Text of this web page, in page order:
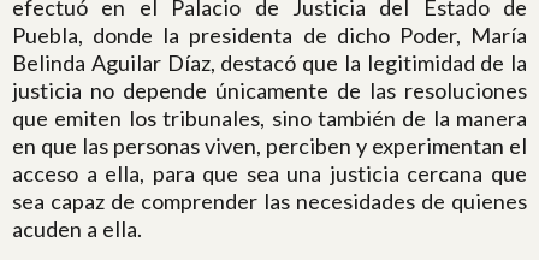
efectuó en el Palacio de Justicia del Estado de
Puebla, donde la presidenta de dicho Poder, María
Belinda Aguilar Díaz, destacó que la legitimidad de la
justicia no depende únicamente de las resoluciones
que emiten los tribunales, sino también de la manera
en que las personas viven, perciben y experimentan el
acceso a ella, para que sea una justicia cercana que
sea capaz de comprender las necesidades de quienes
acuden a ella.